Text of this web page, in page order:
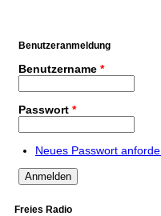
Benutzeranmeldung
Benutzername *
Passwort *
Neues Passwort
Freies Radio